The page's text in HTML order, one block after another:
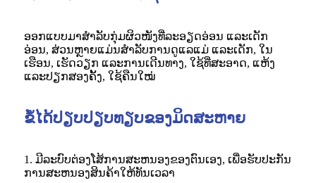
ອອກແບບມາສຳລັບກຸ່ມຜິວໜັງທີ່ລະອຽດອ່ອນ ແລະເດັກ
ອ່ອນ, ສ່ວນຫຼາຍແມ່ນສຳລັບການດູແລແມ່ ແລະເດັກ, ໃນ
ເຮືອນ, ເຮັດວຽກ ແລະການເດີນທາງ, ໃຊ້ທີ່ສະອາດ, ແຫ້ງ
ແລະປຽກສອງຄັ້ງ, ໃຊ້ຄືນໃໝ່
ຂໍ້ໄດ້ປຽບປຽບທຽບຂອງມິດສະຫາຍ
1. ມີລະບົບຕ່ອງໂສ້ການສະຫນອງຂອງຕົນເອງ, ເພື່ອຮັບປະກັນ
ການສະຫນອງສິນຄ້າໃຫ້ທັນເວລາ